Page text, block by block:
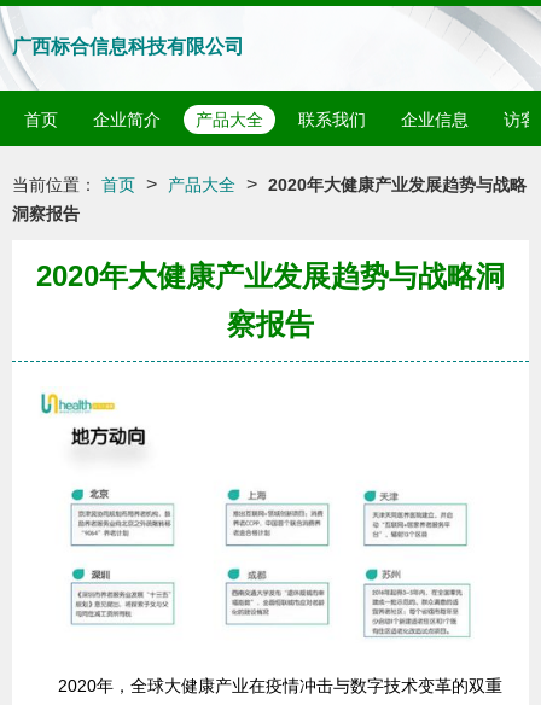
广西标合信息科技有限公司
首页 企业简介 产品大全 联系我们 企业信息 访客
当前位置： 首页 > 产品大全 > 2020年大健康产业发展趋势与战略
洞察报告
2020年大健康产业发展趋势与战略洞
察报告
2020年，全球大健康产业在疫情冲击与数字技术变革的双重